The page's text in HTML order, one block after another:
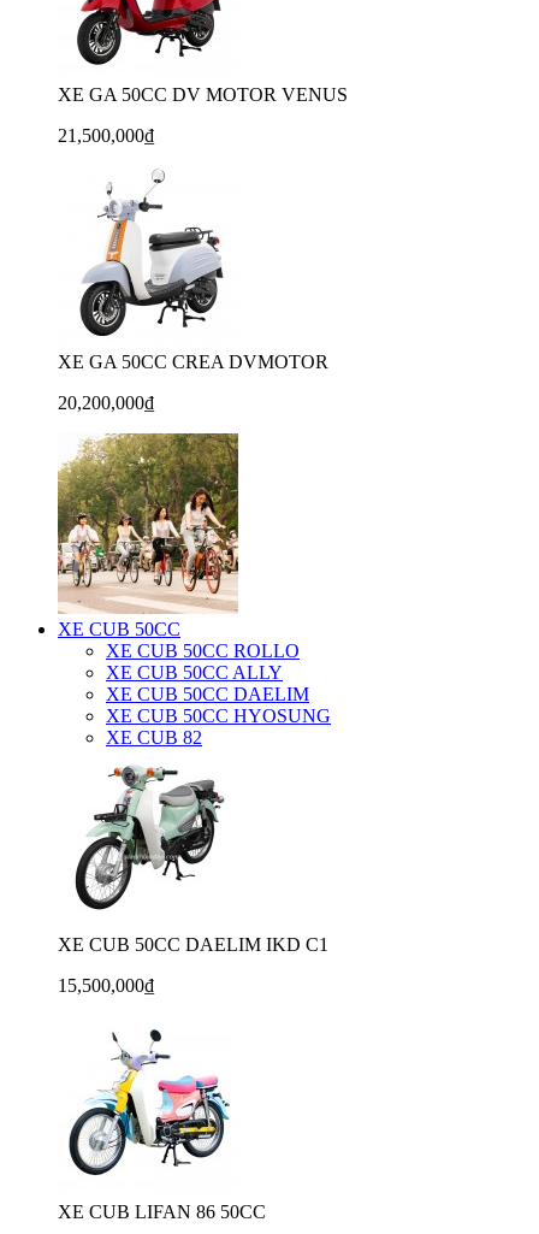
XE GA 50CC DV MOTOR VENUS
21,500,000₫
XE GA 50CC CREA DVMOTOR
20,200,000₫
XE CUB 50CC
XE CUB 50CC ROLLO
XE CUB 50CC ALLY
XE CUB 50CC DAELIM
XE CUB 50CC HYOSUNG
XE CUB 82
XE CUB 50CC DAELIM IKD C1
15,500,000₫
XE CUB LIFAN 86 50CC